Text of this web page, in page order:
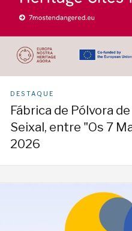
DESTAQUE
Fábrica de Pólvora
Seixal, entre "Os 7
2026